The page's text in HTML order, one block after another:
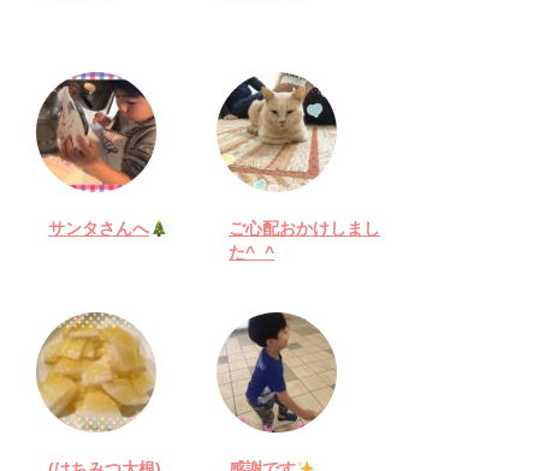
サンタさんへ
ご心配おかけしまし
た^_^